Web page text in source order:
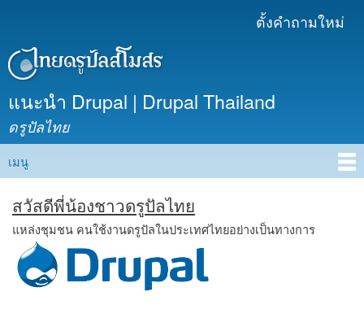
เนื้อหา
ตั้งคำถามใหม่
แนะนำ Drupal | Drupal Thailand
ดรูปัลไทย
Main menu
เมนู
สวัสดีพี่น้องชาวดรูปัลไทย
แหล่งชุมชน คนใช้งานดรูปัลในประเทศไทยอย่างเป็นทางการ